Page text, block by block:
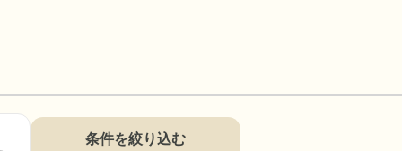
条件を絞り込む